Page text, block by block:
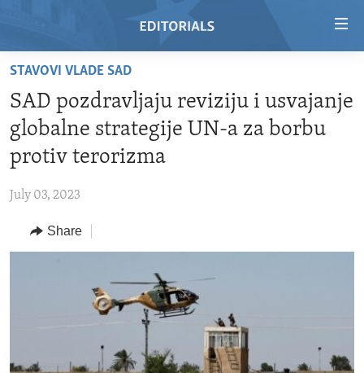
Skip
main
content
Skip
to
main
Navigation
to
VIDEO
RADIO
AFRICA
AMERICAS
TOPICS
HUMAN RIGHTS
AID AND DEVELOPMENT
DEMOCRACY AND GOVERNANCE
ECONOMY AND TRADE
ARCHIVE
STAVOVI VLADE SAD
SAD pozdravljaju reviziju i usvajanje
globalne strategije UN-a za borbu
protiv terorizma
July 03, 2023
Share